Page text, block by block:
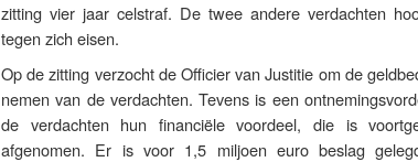
zitting vier jaar celstraf. De twee andere verdachten
tegen zich eisen.
Op de zitting verzocht de Officier van Justitie om de
nemen van de verdachten. Tevens is een
de verdachten hun financiële voordeel, die is
afgenomen. Er is voor 1,5 miljoen euro beslag